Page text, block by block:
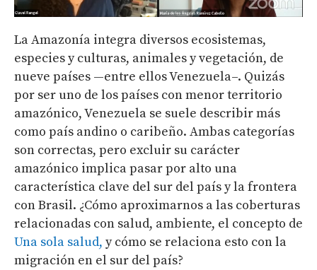
La Amazonía integra diversos ecosistemas,
especies y culturas, animales y vegetación, de
nueve países —entre ellos Venezuela–. Quizás
por ser uno de los países con menor territorio
amazónico, Venezuela se suele describir más
como país andino o caribeño. Ambas categorías
son correctas, pero excluir su carácter
amazónico implica pasar por alto una
característica clave del sur del país y la frontera
con Brasil. ¿Cómo aproximarnos a las coberturas
relacionadas con salud, ambiente, el concepto de
Una sola salud, y cómo se relaciona esto con la
migración en el sur del país?